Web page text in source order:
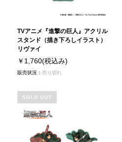
TVアニメ『進撃の巨人』アクリル
スタンド（描き下ろしイラスト）
リヴァイ
￥1,760(税込み)
販売状況：売り切れ
SOLD OUT